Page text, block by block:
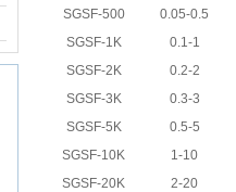
SGSF-500
0.05-0.5
SGSF-1K
0.1-1
SGSF-2K
0.2-2
SGSF-3K
0.3-3
SGSF-5K
0.5-5
SGSF-10K
1-10
SGSF-20K
2-20